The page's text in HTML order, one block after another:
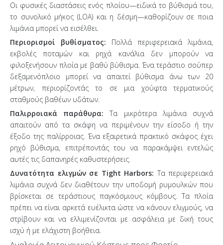
Οι φυσικές διαστάσεις ενός πλοίου—ειδικά το βύθισμά του,
το συνολικό μήκος (LOA) και η δέσμη—καθορίζουν σε ποια
λιμάνια μπορεί να εισέλθει.
Περιορισμοί βυθίσματος: Πολλά περιφερειακά λιμάνια,
εκβολές ποταμών και ρηχά κανάλια δεν μπορούν να
φιλοξενήσουν πλοία με βαθύ βύθισμα. Ένα τεράστιο σούπερ
δεξαμενόπλοιο μπορεί να απαιτεί βύθισμα άνω των 20
μέτρων, περιορίζοντάς το σε μια χούφτα τερματικούς
σταθμούς βαθέων υδάτων.
Παλιρροιακά παράθυρα:Τα μικρότερα λιμάνια συχνά
απαιτούν από τα σκάφη να περιμένουν την είσοδο ή την
έξοδο της παλίρροιας. Ένα εξαιρετικά πρακτικό σκάφος έχει
ρηχό βύθισμα, επιτρέποντάς του να παρακάμψει εντελώς
αυτές τις δαπανηρές καθυστερήσεις.
Δυνατότητα ελιγμών σε Tight Harbors: Τα περιφερειακά
λιμάνια συχνά δεν διαθέτουν την υποδομή ρυμουλκών που
βρίσκεται σε τεράστιους παγκόσμιους κόμβους. Τα πλοία
πρέπει να είναι αρκετά ευέλικτα ώστε να κάνουν ελιγμούς, να
στρίβουν και να ελλιμενίζονται με ασφάλεια με δική τους
ισχύ ή με ελάχιστη βοήθεια.